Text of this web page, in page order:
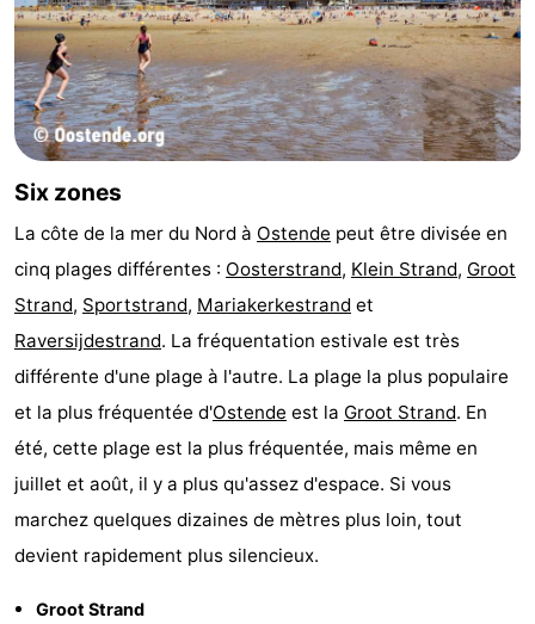
Ypres
La
côte
-
Nature
Het
-
Knokke-
-
Blankenberge
-
Le
-
Middelkerke
-
Six zones
La côte de la mer du Nord à Ostende peut être divisée en
cinq plages différentes : Oosterstrand, Klein Strand, Groot
Strand, Sportstrand, Mariakerkestrand et
Raversijdestrand. La fréquentation estivale est très
différente d'une plage à l'autre. La plage la plus populaire
et la plus fréquentée d'Ostende est la Groot Strand. En
été, cette plage est la plus fréquentée, mais même en
juillet et août, il y a plus qu'assez d'espace. Si vous
marchez quelques dizaines de mètres plus loin, tout
devient rapidement plus silencieux.
Groot Strand